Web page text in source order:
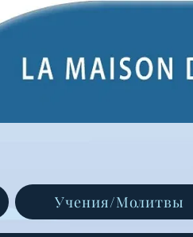
Учения/Молитвы